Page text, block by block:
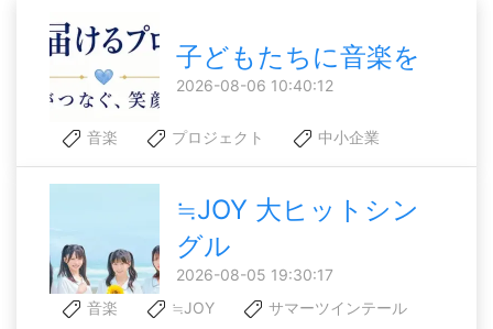
子どもたちに音楽を
2026-08-06 10:40:12
音楽 プロジェクト 中小企業
≒JOY 大ヒットシン
グル
2026-08-05 19:30:17
音楽
≒JOY サマーツインテール